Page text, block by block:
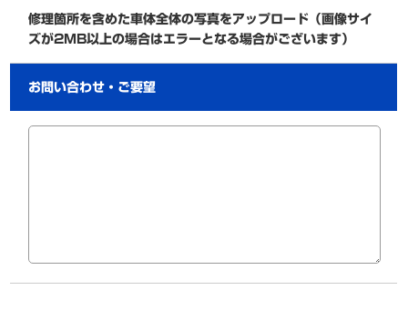
修理箇所を含めた車体全体の写真をアップロード（画像サイ
ズが2MB以上の場合はエラーとなる場合がございます）
お問い合わせ・ご要望